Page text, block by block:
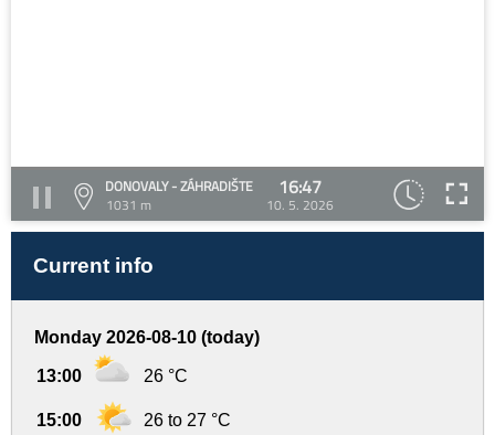
DONOVALY - ZÁHRADIŠTE
1031 m
16:47
10. 5. 2026
Current info
Monday 2026-08-10 (today)
13:00 26 °C
15:00 26 to 27 °C